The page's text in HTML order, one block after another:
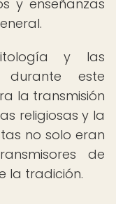
y enseñanzas
y las
durante este
la transmisión
religiosas y la
no solo eran
de
la tradición.